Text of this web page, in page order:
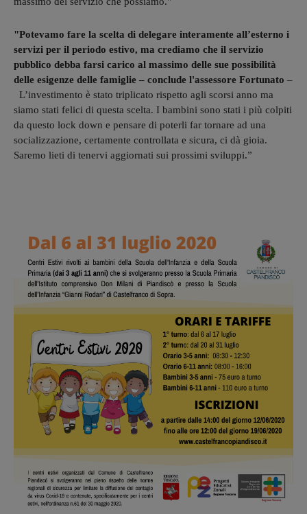
"Potevamo fare la scelta di delegare interamente all’esterno i
servizi per il periodo estivo, ma crediamo che il servizio
pubblico debba farsi carico al massimo delle sue possibilità
delle esigenze delle famiglie – conclude l'assessore Fortunato –
L’investimento è stato triplicato rispetto agli scorsi anno ma
siamo stati felici di questa scelta. I bambini sono stati i più colpiti
da questo lock down e pensare di poterli far tornare ad una
socializzazione, certamente controllata e sicura, ci dà gioia.
Saremo lieti di tenervi aggiornati sui prossimi sviluppi.”